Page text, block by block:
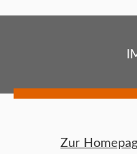
Zur